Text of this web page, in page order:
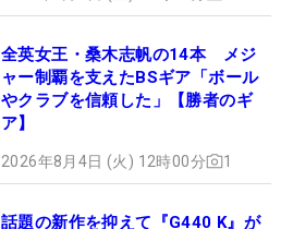
全英女王・桑木志帆の14本 メジ
ャー制覇を支えたBSギア「ボール
やクラブを信頼した」【勝者のギ
ア】
2026年8月4日 (火) 12時00分 1
話題の新作を抑えて『G440 K』が